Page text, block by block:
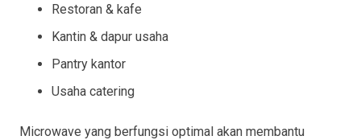
Restoran & kafe
Kantin & dapur usaha
Pantry kantor
Usaha catering
Microwave yang berfungsi optimal akan membantu